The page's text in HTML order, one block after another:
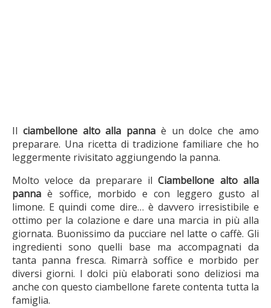
Il ciambellone alto alla panna è un dolce che amo
preparare. Una ricetta di tradizione familiare che ho
leggermente rivisitato aggiungendo la panna.
Molto veloce da preparare ilCiambellone alto alla
panna è soffice, morbido e con leggero gusto al
limone. E quindi come dire… è davvero irresistibile e
ottimo per la colazione e dare una marcia in più alla
giornata. Buonissimo da pucciare nel latte o caffè. Gli
ingredienti sono quelli base ma accompagnati da
tanta panna fresca. Rimarrà soffice e morbido per
diversi giorni. I dolci più elaborati sono deliziosi ma
anche con questo ciambellone farete contenta tutta la
famiglia.